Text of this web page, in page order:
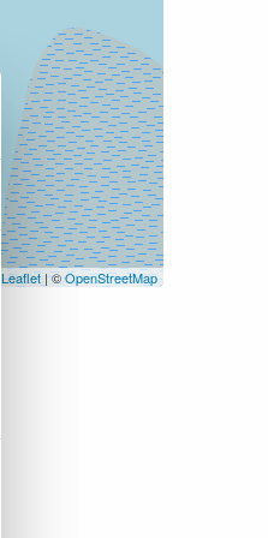
Leaflet| ©OpenStreetMap